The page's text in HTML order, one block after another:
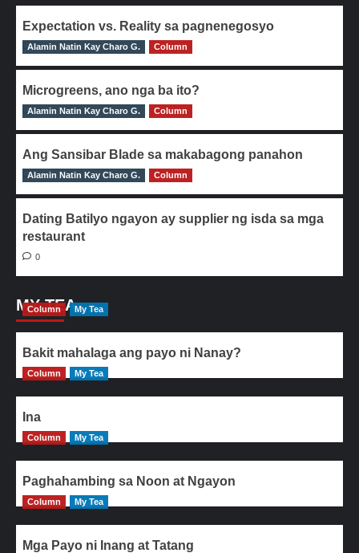
Expectation vs. Reality sa pagnenegosyo
0
Alamin Natin Kay Charo G. Column
Microgreens, ano nga ba ito?
0
Alamin Natin Kay Charo G. Column
Ang Sansibar Blade sa makabagong panahon
0
Alamin Natin Kay Charo G. Column
Dating Batilyo ngayon ay supplier ng isda sa mga
restaurant
0
MY TEA
Column My Tea
Bakit mahalaga ang payo ni Nanay?
Column My Tea
Ina
Column My Tea
Paghahambing sa Noon at Ngayon
Column My Tea
Mga Payo ni Inang at Tatang